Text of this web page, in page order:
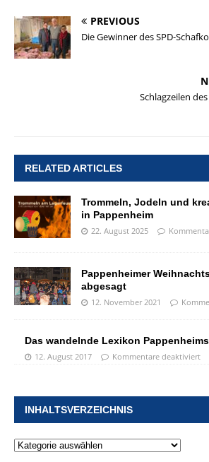
PREVIOUS
Die Gewinner des SPD-
Schlagzeilen des
RELATED ARTICLES
Trommeln, Jodeln und
in Pappenheim
22. August 2025
Pappenheimer
abgesagt
12. November 2021
Das wandelnde Lexikon Pappenheims
12. August 2017 Kommentare deaktiviert
INHALTSVERZEICHNIS